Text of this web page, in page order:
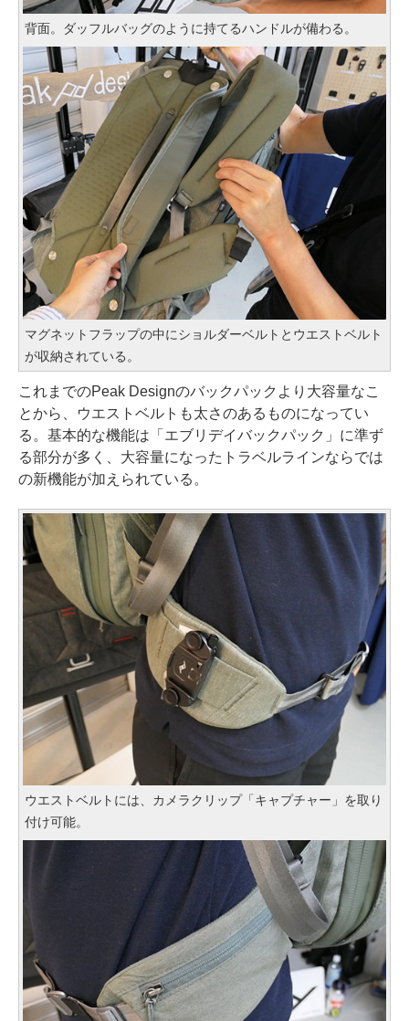
背面。ダッフルバッグのように持てるハンドルが備わる。
マグネットフラップの中にショルダーベルトとウエストベルト
が収納されている。
これまでのPeak Designのバックパックより大容量なこ
とから、ウエストベルトも太さのあるものになってい
る。基本的な機能は「エブリデイバックパック」に準ず
る部分が多く、大容量になったトラベルラインならでは
の新機能が加えられている。
ウエストベルトには、カメラクリップ「キャプチャー」を取り
付け可能。